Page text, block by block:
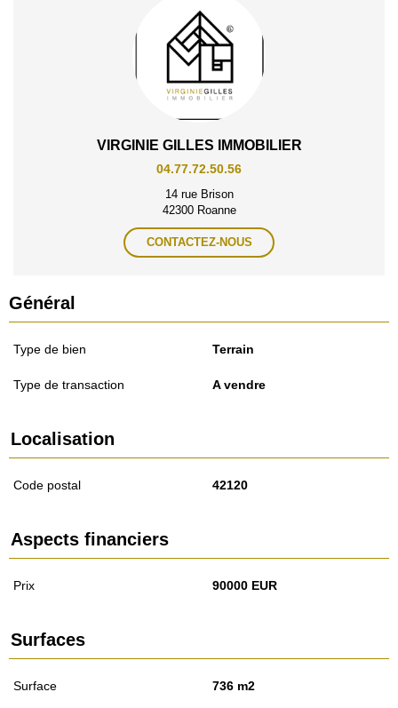
VIRGINIE GILLES IMMOBILIER
04.77.72.50.56
14 rue Brison
42300 Roanne
CONTACTEZ-NOUS
Général
Type de bien Terrain
Type de transaction A vendre
Localisation
Code postal 42120
Aspects financiers
Prix 90000 EUR
Surfaces
Surface 736 m2